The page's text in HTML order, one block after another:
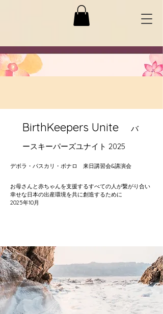
BirthKeepers Unite
バ
ースキーパーズユナイト 2025
デボラ・パスカリ・ボナロ 来日講習会&講演会
お母さんと赤ちゃんを支援するすべての人が繋がり合い
幸せな日本の出産環境を共に創造するために
2025年10月